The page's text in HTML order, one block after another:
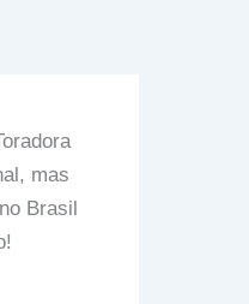
mas
Brasil